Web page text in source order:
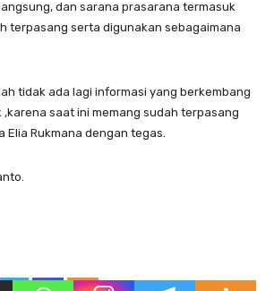
dan sarana prasarana termasuk
terpasang serta digunakan sebagaimana
tidak ada lagi informasi yang berkembang
saat ini memang sudah terpasang
Elia Rukmana dengan tegas.